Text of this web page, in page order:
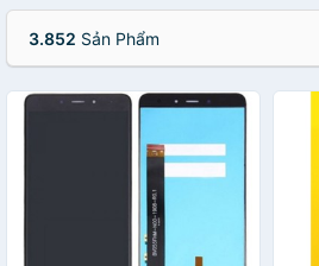
3.852 Sản Phẩm